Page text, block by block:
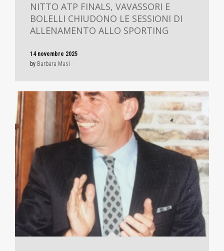
NITTO ATP FINALS, VAVASSORI E
BOLELLI CHIUDONO LE SESSIONI DI
ALLENAMENTO ALLO SPORTING
14 novembre 2025
by Barbara Masi